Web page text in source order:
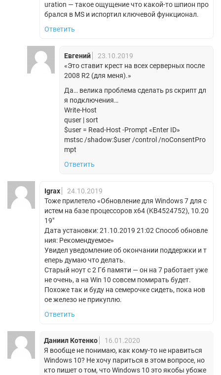
uration — такое ощущение что какой-то шпион про
брался в MS и испортил ключевой функционал.
Ответить
Евгений
23.10.2019
«Это ставит крест на всех серверных после
2008 R2 (для меня).»
Да… велика проблема сделать ps скрипт дл
я подключения…
Write-Host
quser | sort
$user = Read-Host -Prompt «Enter ID»
mstsc /shadow:$user /control /noConsentPro
mpt
Ответить
Igrax
24.10.2019
Тоже прилетело «Обновление для Windows 7 для с
истем на базе процессоров x64 (KB4524752), 10.20
19″
Дата установки: ‎21.‎10.‎2019 21:02 Способ обновле
ния: Рекомендуемое»
Увидел уведомление об окончании поддержки и т
еперь думаю что делать.
Старый ноут с 2 Гб памяти — он на 7 работает уже
не очень, а на Win 10 совсем помирать будет.
Похоже так и буду на семерочке сидеть, пока нов
ое железо не прикуплю.
Ответить
Даниил Котенко
16.01.2020
Я вообще не понимаю, как кому-то не нравиться
Windows 10? Не хочу париться в этом вопросе, но
кто пишет о том, что Windows 10 это якобы убоже